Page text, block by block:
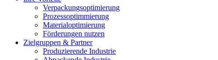
Verpackungsoptimierung
Prozessoptimmierung
Materialoptimierung
Förderungen nutzen
Zielgruppen & Partner
Produzierende Industrie